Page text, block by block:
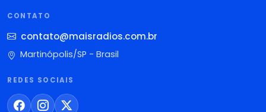
CONTATO
contato@maisradios.com.br
Martinópolis/SP - Brasil
REDES SOCIAIS